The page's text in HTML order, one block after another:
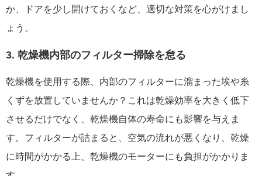
か、ドアを少し開けておくなど、適切な対策を心がけまし
ょう。
3. 乾燥機内部のフィルター掃除を怠る
乾燥機を使用する際、内部のフィルターに溜まった埃や糸
くずを放置していませんか？これは乾燥効率を大きく低下
させるだけでなく、乾燥機自体の寿命にも影響を与えま
す。フィルターが詰まると、空気の流れが悪くなり、乾燥
に時間がかかる上、乾燥機のモーターにも負担がかかりま